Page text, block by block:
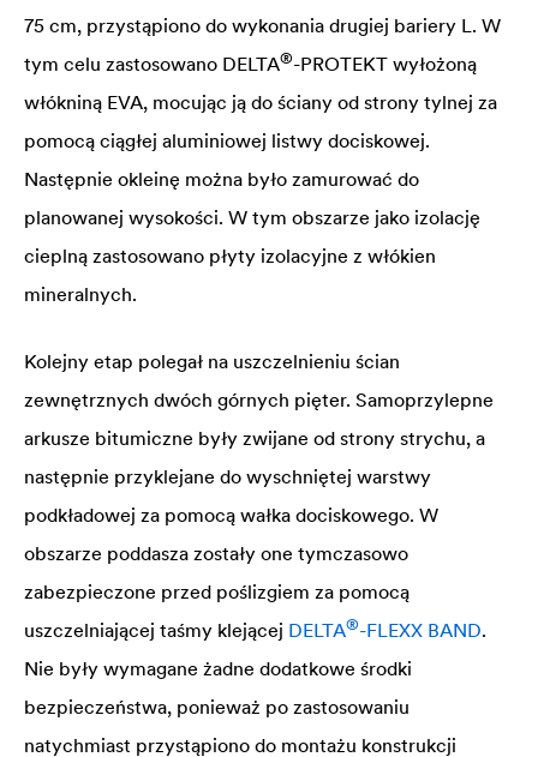
75 cm, przystąpiono do wykonania drugiej bariery L. W
tym celu zastosowano DELTA®-PROTEKT wyłożoną
włókniną EVA, mocując ją do ściany od strony tylnej za
pomocą ciągłej aluminiowej listwy dociskowej.
Następnie okleinę można było zamurować do
planowanej wysokości. W tym obszarze jako izolację
cieplną zastosowano płyty izolacyjne z włókien
mineralnych.
Kolejny etap polegał na uszczelnieniu ścian
zewnętrznych dwóch górnych pięter. Samoprzylepne
arkusze bitumiczne były zwijane od strony strychu, a
następnie przyklejane do wyschniętej warstwy
podkładowej za pomocą wałka dociskowego. W
obszarze poddasza zostały one tymczasowo
zabezpieczone przed poślizgiem za pomocą
uszczelniającej taśmy klejącej DELTA®-FLEXX BAND.
Nie były wymagane żadne dodatkowe środki
bezpieczeństwa, ponieważ po zastosowaniu
natychmiast przystąpiono do montażu konstrukcji